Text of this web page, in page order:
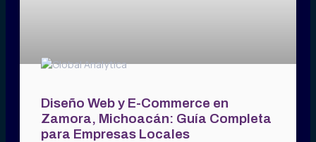
Diseño Web y E-Commerce en
Zamora, Michoacán: Guía Completa
para Empresas Locales